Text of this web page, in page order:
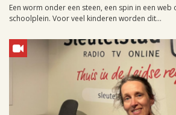
Een worm onder een steen, een spin in een
schoolplein. Voor veel kinderen worden dit...